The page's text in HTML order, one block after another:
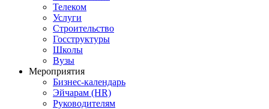
Телеком
Услуги
Строительство
Госструктуры
Школы
Вузы
Мероприятия
Бизнес-календарь
Эйчарам (HR)
Руководителям